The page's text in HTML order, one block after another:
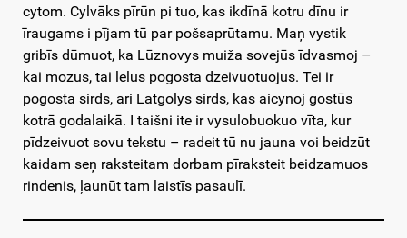
cytom. Cylvāks pīrūn pi tuo, kas ikdīnā kotru dīnu ir
īraugams i pījam tū par pošsaprūtamu. Maņ vystik
gribīs dūmuot, ka Lūznovys muiža sovejūs īdvasmoj –
kai mozus, tai lelus pogosta dzeivuotuojus. Tei ir
pogosta sirds, ari Latgolys sirds, kas aicynoj gostūs
kotrā godalaikā. I taišni ite ir vysulobuokuo vīta, kur
pīdzeivuot sovu tekstu – radeit tū nu jauna voi beidzūt
kaidam seņ raksteitam dorbam pīraksteit beidzamuos
rindenis, ļaunūt tam laistīs pasaulī.